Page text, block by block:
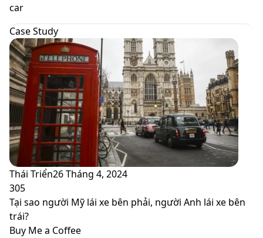
skin
car
Case Study
Thái Triển26 Tháng 4, 2024
305
Tại sao người Mỹ lái xe bên phải, người Anh lái xe bên
trái?
Buy Me a Coffee